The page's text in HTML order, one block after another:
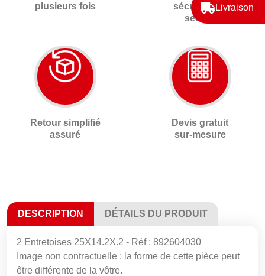
Livraison
plusieurs fois
sécurisé 3D
secure
Retour simplifié
assuré
Devis gratuit
sur-mesure
DESCRIPTION DÉTAILS DU PRODUIT
2 Entretoises 25X14.2X.2 - Réf : 892604030
Image non contractuelle : la forme de cette pièce peut
être différente de la vôtre.